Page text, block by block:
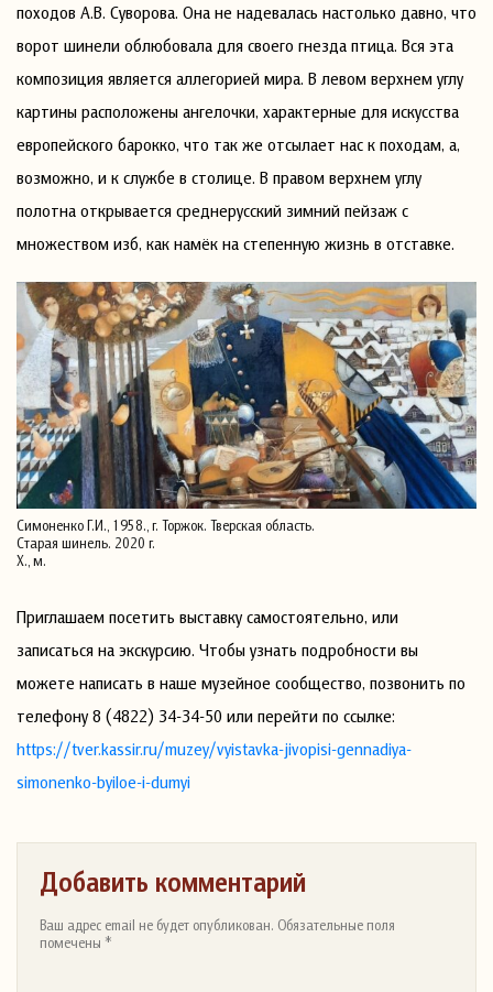
походов А.В. Суворова. Она не надевалась настолько давно, что
ворот шинели облюбовала для своего гнезда птица. Вся эта
композиция является аллегорией мира. В левом верхнем углу
картины расположены ангелочки, характерные для искусства
европейского барокко, что так же отсылает нас к походам, а,
возможно, и к службе в столице. В правом верхнем углу
полотна открывается среднерусский зимний пейзаж с
множеством изб, как намёк на степенную жизнь в отставке.
Симоненко Г.И., 1958., г. Торжок. Тверская область.
Старая шинель. 2020 г.
Х., м.
Приглашаем посетить выставку самостоятельно, или
записаться на экскурсию. Чтобы узнать подробности вы
можете написать в наше музейное сообщество, позвонить по
телефону 8 (4822) 34-34-50 или перейти по ссылке:
https://tver.kassir.ru/muzey/vyistavka-jivopisi-gennadiya-
simonenko-byiloe-i-dumyi
Добавить комментарий
Ваш адрес email не будет опубликован. Обязательные поля
помечены *